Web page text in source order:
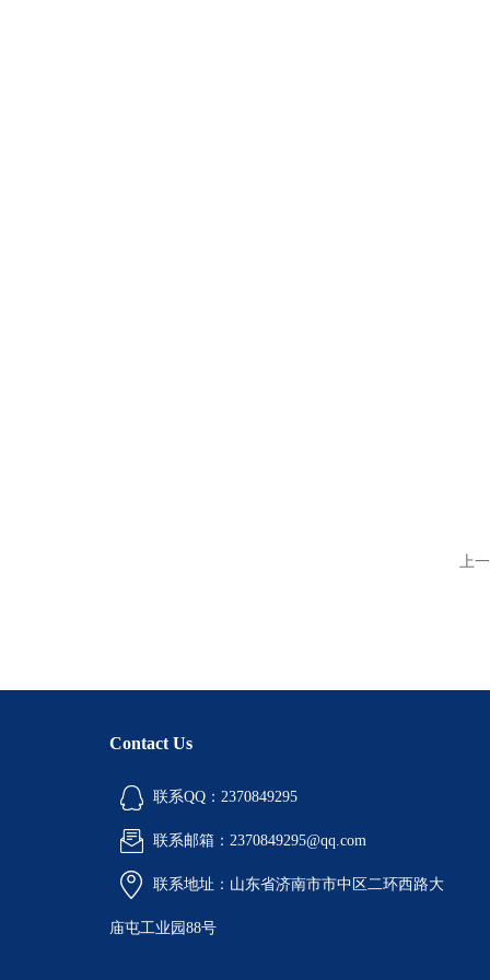
上
Contact Us
联系QQ：2370849295
联系邮箱：2370849295@qq.com
联系地址：山东省济南市市中区二环西路大
庙屯工业园88号